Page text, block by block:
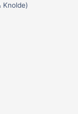
Knolde)